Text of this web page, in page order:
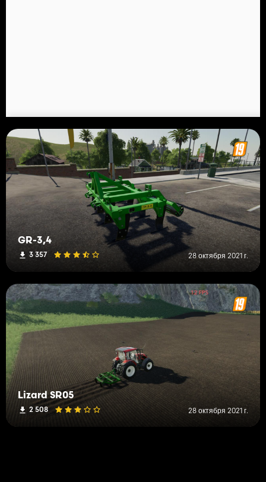
GR-3,4
3 357 28 октября 2021 г.
Lizard SR05
2 508 28 октября 2021 г.